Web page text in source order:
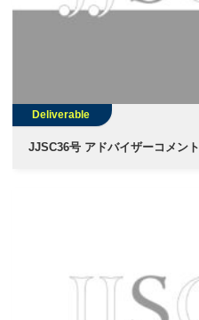
Deliverable
JJSC36号 アドバイザーコメント